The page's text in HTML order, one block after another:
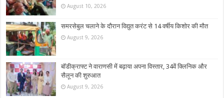
August 10, 2026
समरसेबुल चलाने के दौरान विद्युत करंट से 14 वर्षीय किशोर की मौत
August 9, 2026
बॉडीक्राफ्ट ने वाराणसी में बढ़ाया अपना विस्तार, 34वें क्लिनिक और
सैलून की शुरुआत
August 9, 2026